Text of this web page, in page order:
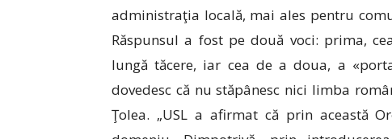
administraţia locală, mai ales pentru
Răspunsul a fost pe două voci: prima,
lungă tăcere, iar cea de a doua, a
dovedesc că nu stăpânesc nici limba
Ţolea. „USL a afirmat că prin această